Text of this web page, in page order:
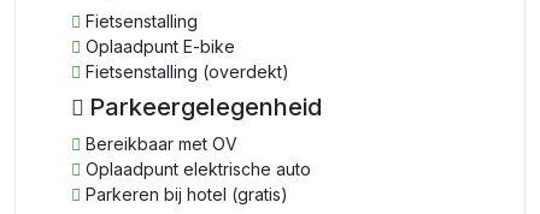
Fietsenstalling
Oplaadpunt E-bike
Fietsenstalling (overdekt)
Parkeergelegenheid
Bereikbaar met OV
Oplaadpunt elektrische auto
Parkeren bij hotel (gratis)